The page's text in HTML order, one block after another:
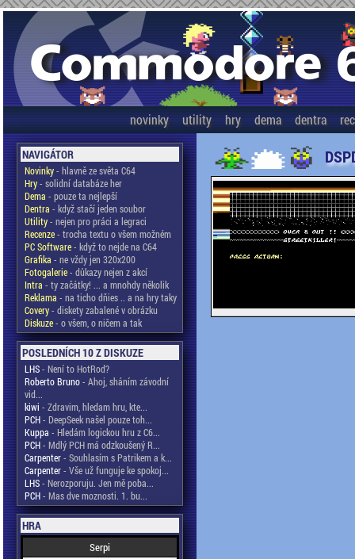
novinky utility hry dema dentra
NAVIGÁTOR
Novinky- hlavně ze světa C64
Hry- solidní databáze her
Dema - pouze ta nejlepší
Dentra - když stačí jeden soubor
Utility- nejen pro práci a legraci
Recenze- trocha textu o všem možném
PC Software- když to nejde na C64
Grafika - ne vždy jen 320x200
Fotogalerie- důkazy nejen z akcí
Intra - ty začátky! ... a mnohdy několik
Reklama - na ticho dňies .. a na hry taky
Covery- diskety zabalené v obrázku
Diskuze- o všem, o ničem a tak
POSLEDNÍCH 10 Z DISKUZE
LHS- Není to HotRod?
Roberto Bruno- Ahoj, sháním závodní
vid...
kiwi - Zdravim, hledam hru, kte...
PCH- DeepSeek našel pouze toh...
Kuppa - Hledám logickou hru z C6...
PCH- Mdlý PCH má odzkoušený R...
Carpenter- Souhlasím s Patrikem a k...
Carpenter- Vše už funguje ke spokoj...
LHS- Nerozporuju. Jen mě poba...
PCH- Mas dve moznosti. 1. bu...
HRA
Serpi